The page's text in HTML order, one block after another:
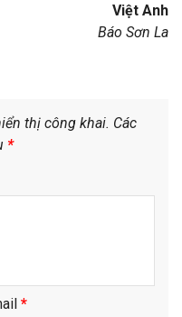
Việt Anh
Báo Sơn La
thị công khai. Các
*
*